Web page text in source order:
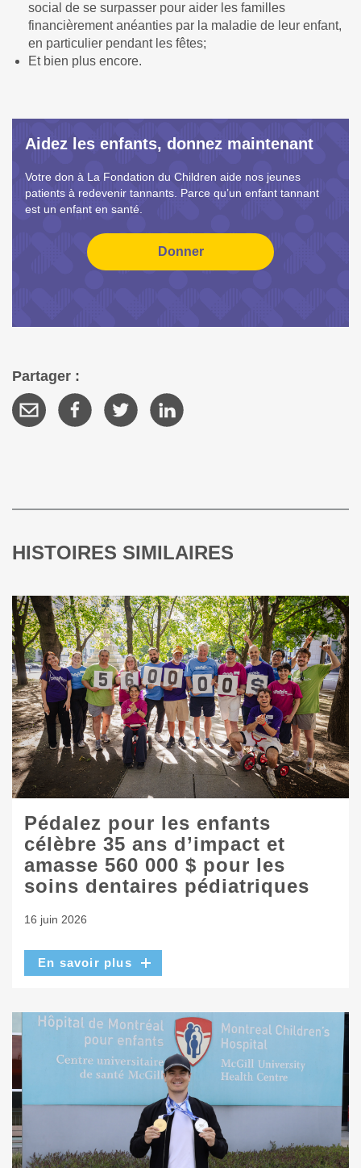
social de se surpasser pour aider les familles
financièrement anéanties par la maladie de leur enfant,
en particulier pendant les fêtes;
Et bien plus encore.
Aidez les enfants, donnez maintenant
Votre don à La Fondation du Children aide nos jeunes
patients à redevenir tannants. Parce qu’un enfant tannant
est un enfant en santé.
Partager :
HISTOIRES SIMILAIRES
Pédalez pour les enfants
célèbre 35 ans d’impact et
amasse 560 000 $ pour les
soins dentaires pédiatriques
16 juin 2026
En savoir plus